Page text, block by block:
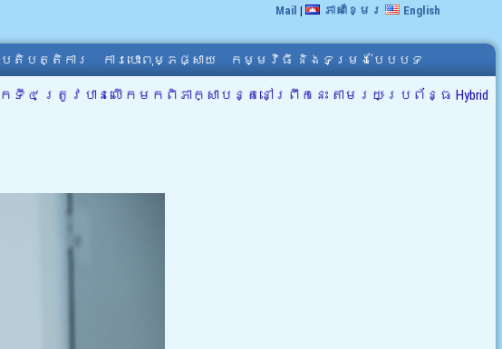
Mail | ភាសាខ្មែរ English
តិបត្តិការ ការបោះពុម្ភផ្សាយ កម្មវិធី និងទម្រង់បែបបទ
ត្រូវបានលើកមកពិភាក្សាបន្តនៅព្រឹកនេះ តាមរយៈប្រព័ន្ធ Hybrid